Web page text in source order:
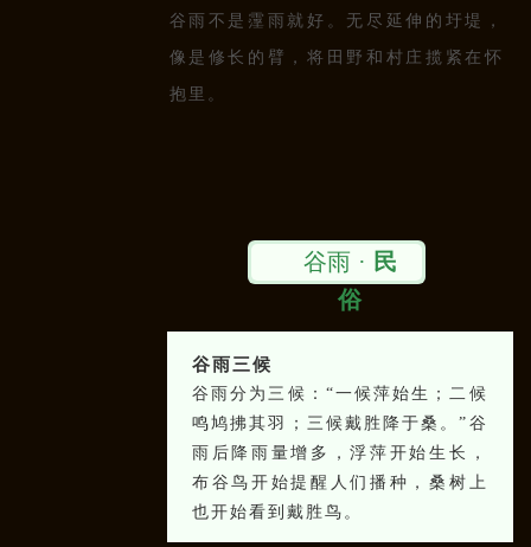
谷雨不是霪 雨就好。无尽延伸的圩堤，
像是修长的臂，将田野和村庄揽紧在怀
抱里。
谷雨 · 民
俗
谷雨三候
谷雨分为三候：“一候萍始生；二候
鸣鸠拂其羽；三候戴胜降于桑。”谷
雨后降雨量增多，浮萍开始生长，
布谷鸟开始提醒人们播种，桑树上
也开始看到戴胜鸟。